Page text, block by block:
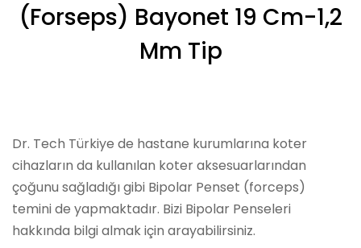
(Forseps) Bayonet 19 Cm-1,2
Mm Tip
Dr. Tech Türkiye de hastane kurumlarına koter
cihazların da kullanılan koter aksesuarlarından
çoğunu sağladığı gibi Bipolar Penset (forceps)
temini de yapmaktadır. Bizi Bipolar Penseleri
hakkında bilgi almak için arayabilirsiniz.